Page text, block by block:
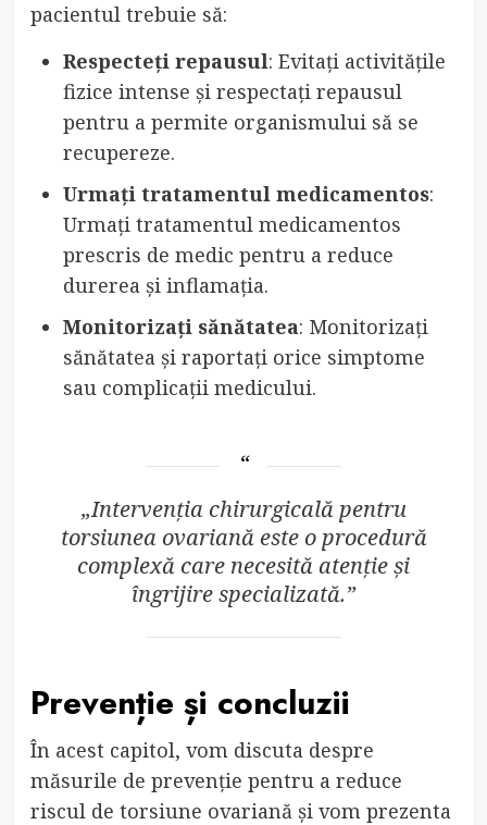
pacientul trebuie să:
Respecteți repausul: Evitați activitățile
fizice intense și respectați repausul
pentru a permite organismului să se
recupereze.
Urmați tratamentul medicamentos:
Urmați tratamentul medicamentos
prescris de medic pentru a reduce
durerea și inflamația.
Monitorizați sănătatea: Monitorizați
sănătatea și raportați orice simptome
sau complicații medicului.
„Intervenția chirurgicală pentru
torsiunea ovariană este o procedură
complexă care necesită atenție și
îngrijire specializată.”
Prevenție și concluzii
În acest capitol, vom discuta despre
măsurile de prevenție pentru a reduce
riscul de torsiune ovariană și vom prezenta